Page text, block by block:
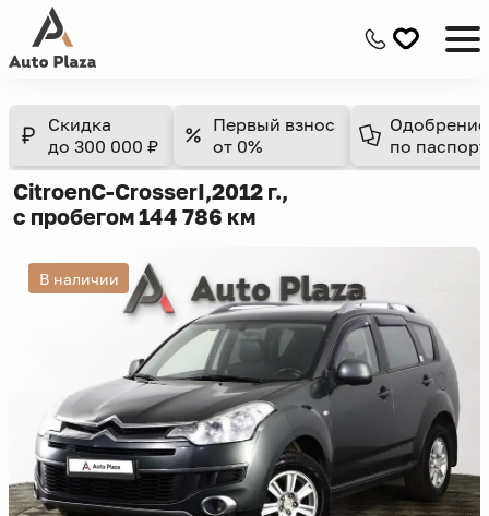
Скидка
до 300 000 ₽
Первый взнос
от 0%
Одобрение
по
CitroenC-CrosserI,2012 г.,
с пробегом 144 786 км
В наличии